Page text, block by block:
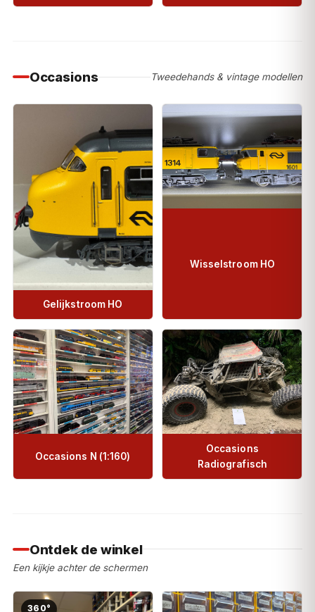
Occasions Tweedehands & vintage modellen
Gelijkstroom HO
Wisselstroom HO
Occasions N (1:160)
Occasions
Radiografisch
Ontdek de winkel
Een kijkje achter de schermen
360°